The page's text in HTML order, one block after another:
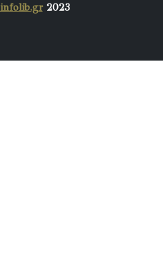
infolib.gr2023